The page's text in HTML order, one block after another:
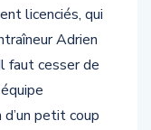
licenciés, qui
Adrien
faut cesser de
petit coup